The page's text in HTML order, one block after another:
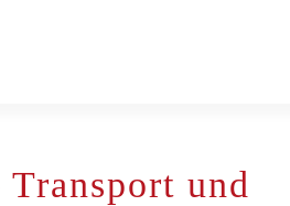
und